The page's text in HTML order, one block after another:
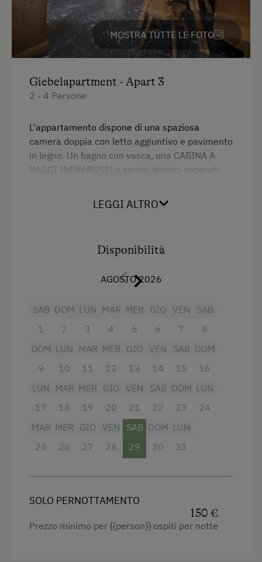
WC
Bollitore elettrico
Connessione veloce ad internet
Cucina
Frigorifero
WiFi
Edificio di nuova costruzione
MOSTRA TUTTE LE FOTO
Giebelapartment - Apart 3
2 - 4 Persone
L'appartamento dispone di una spaziosa
camera doppia con letto aggiuntivo e pavimento
in legno. Un bagno con vasca, una CABINA A
RAGGI INFRAROSSI e servizi igienici separati.
due piani separati visivamente, TV, telefono,
arredata con bel balcone.
Fornello elettrico a quattro piastre
Radio
Balcone/terrazza
Televisione
Asciugamani
LEGGI ALTRO
Disponibilità
AGOSTO 2026
SAB
1
DOM
2
LUN
3
MAR
4
MER
5
GIO
6
VEN
7
SAB
8
DOM
9
LUN
10
MAR
11
MER
12
GIO
13
VEN
14
SAB
15
DOM
16
LUN
17
MAR
18
MER
19
GIO
20
VEN
21
SAB
22
DOM
23
LUN
24
MAR
25
MER
26
GIO
27
VEN
28
SAB
29
DOM
30
LUN
31
SOLO PERNOTTAMENTO
150 €
Prezzo minimo per {{person}} ospiti per notte